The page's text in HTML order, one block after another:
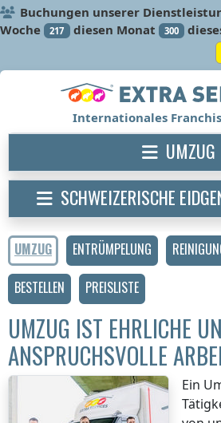
Buchungen unserer
Woche
217 diesen Monat 300
UMZUG ENTRÜMPELUNG
BESTELLEN
PREISLISTE
UMZUG IST EHRLICHE
ANSPRUCHSVOLLE
Ein
Internationales
UMZUG
SCHWEIZERISCHE